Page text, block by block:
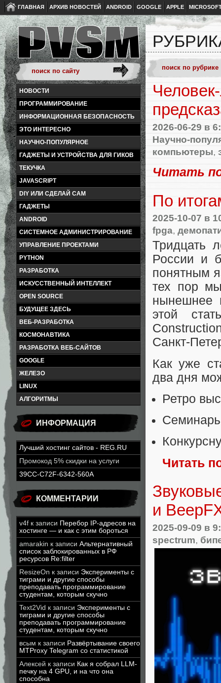
ГЛАВНАЯ АРХИВ НОВОСТЕЙ ANDROID GOOGLE APPLE
НОВОСТИ
ПРОГРАММИРОВАНИЕ
ИНФОРМАЦИОННАЯ БЕЗОПАСНОСТЬ
ЭТО ИНТЕРЕСНО
НАУЧНО-ПОПУЛЯРНОЕ
ГАДЖЕТЫ И УСТРОЙСТВА ДЛЯ ГИКОВ
ТЕКУЧКА
JAVASCRIPT
DIY ИЛИ СДЕЛАЙ САМ
ГАДЖЕТЫ
ANDROID
СИСТЕМНОЕ АДМИНИСТРИРОВАНИЕ
УПРАВЛЕНИЕ ПРОЕКТАМИ
PYTHON
РАЗРАБОТКА
ИСКУССТВЕННЫЙ ИНТЕЛЛЕКТ
OPEN SOURCE
БУДУЩЕЕ ЗДЕСЬ
ВЕБ-РАЗРАБОТКА
КОСМОНАВТИКА
РАЗРАБОТКА ВЕБ-САЙТОВ
GOOGLE
ЖЕЛЕЗО
LINUX
АЛГОРИТМЫ
ИНФОРМАЦИЯ
Лучший хостинг сайтов - REG.RU
Промокод 5% скидки на услуги
39CC-C72F-6342-560A
КОММЕНТАРИИ
v4f к записи Перебор IP-адресов на
хостинге — и как с этим бороться
amarakin к записи Альтернативный
список заблокированных в РФ
ресурсов Re:filter
ResizeOn к записи Эксперименты с
тиграми и другие способы
преподавать программирование
студентам, которым скучно
Text2Vid к записи Эксперименты с
тиграми и другие способы
преподавать программирование
студентам, которым скучно
всым к записи Развёртывание своего
MTProxy Telegram со статистикой
Алексей к записи Как я собрал LLM-
печку на 4 GPU, и на что она
способна
2026-06-29 в
Научно-
компьютеры,
Читать
По
2025-10-07 в
fpga,
Тридцать
России и
понятным
тех пор
нынешнее
этой
Санкт-
Как уже
два дня
Ретро
Читать
и
2025-09-09 в
spectrum,